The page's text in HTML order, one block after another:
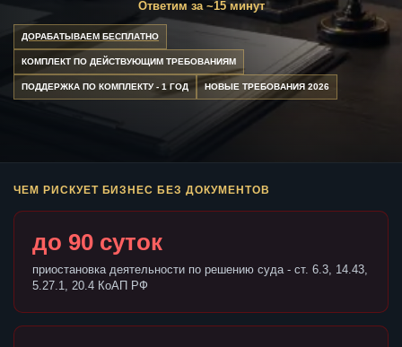
Ответим за ~15 минут
ДОРАБАТЫВАЕМ БЕСПЛАТНО
КОМПЛЕКТ ПО ДЕЙСТВУЮЩИМ ТРЕБОВАНИЯМ
ПОДДЕРЖКА ПО КОМПЛЕКТУ - 1 ГОД НОВЫЕ ТРЕБОВАНИЯ 2026
ЧЕМ РИСКУЕТ БИЗНЕС БЕЗ ДОКУМЕНТОВ
до 90 суток
приостановка деятельности по решению суда - ст. 6.3, 14.43,
5.27.1, 20.4 КоАП РФ